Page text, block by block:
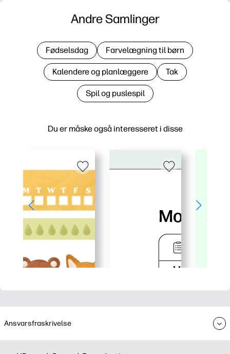
Du er måske også interesseret i disse
Andre Samlinger
Fødselsdag Farvelægning til børn
Kalendere og planlæggere Tak
Spil og puslespil
Ansvarsfraskrivelse